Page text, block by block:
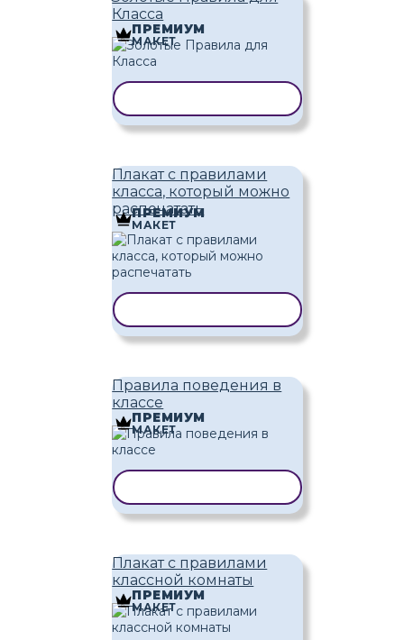
Класса
ПРЕМИУМ
МАКЕТ
Плакат с правилами
класса, который можно
распечатать
ПРЕМИУМ
МАКЕТ
Правила поведения в
классе
ПРЕМИУМ
МАКЕТ
Плакат с правилами
классной комнаты
ПРЕМИУМ
МАКЕТ